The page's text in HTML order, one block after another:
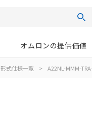
オムロンの提供価値
形式仕様一覧 > A22NL-MMM-